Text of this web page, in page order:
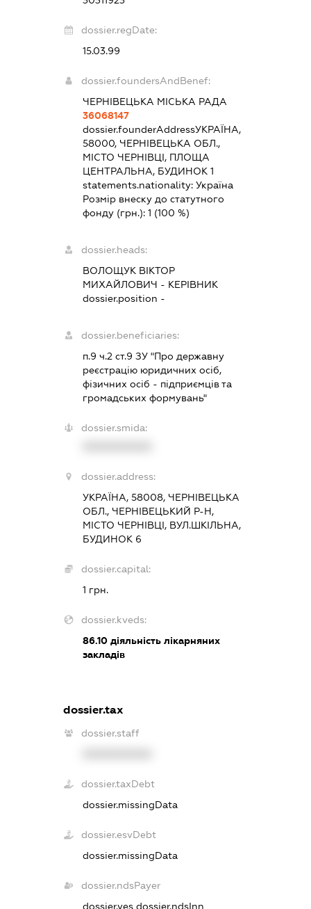
dossier.regDate:
15.03.99
dossier.foundersAndBenef:
ЧЕРНІВЕЦЬКА МІСЬКА РАДА
36068147
dossier.founderAddressУКРАЇНА,
58000, ЧЕРНІВЕЦЬКА ОБЛ.,
МІСТО ЧЕРНІВЦІ, ПЛОЩА
ЦЕНТРАЛЬНА, БУДИНОК 1
statements.nationality: Україна
Розмір внеску до статутного
фонду (грн.): 1 (100 %)
dossier.heads:
ВОЛОЩУК ВІКТОР
МИХАЙЛОВИЧ - КЕРІВНИК
dossier.position -
dossier.beneficiaries:
п.9 ч.2 ст.9 ЗУ "Про державну
реєстрацію юридичних осіб,
фізичних осіб - підприємців та
громадських формувань"
dossier.smida:
dossier.address:
УКРАЇНА, 58008, ЧЕРНІВЕЦЬКА
ОБЛ., ЧЕРНІВЕЦЬКИЙ Р-Н,
МІСТО ЧЕРНІВЦІ, ВУЛ.ШКІЛЬНА,
БУДИНОК 6
dossier.capital:
1 грн.
dossier.kveds:
86.10діяльність лікарняних
закладів
dossier.tax
dossier.staff
dossier.taxDebt
dossier.missingData
dossier.esvDebt
dossier.missingData
dossier.ndsPayer
dossier.yes dossier.ndsInn